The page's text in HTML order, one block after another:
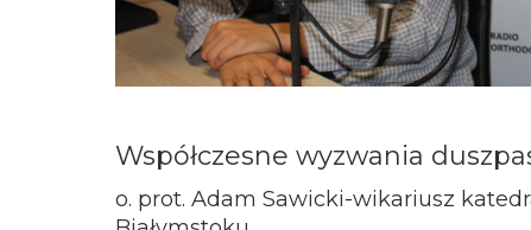
Współczesne wyzwania
o. prot. Adam Sawicki-wikariusz